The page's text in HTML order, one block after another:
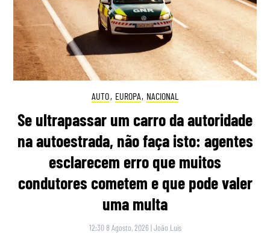
AUTO, EUROPA, NACIONAL
Se ultrapassar um carro da autoridade
na autoestrada, não faça isto: agentes
esclarecem erro que muitos
condutores cometem e que pode valer
uma multa
12:30 8 Agosto, 2026 |João Luís